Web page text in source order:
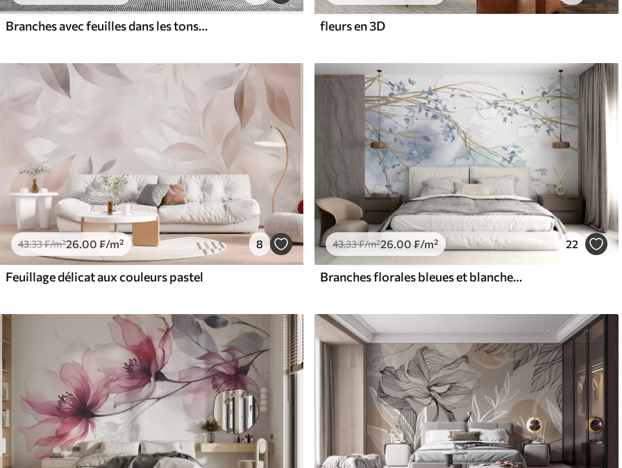
Branches avec feuilles dans les tons bleus et bruns, fond clair, doux et délicat, style aquarelle fleurs en 3D
43.33₣/m²26.00 ₣/m² 8
Feuillage délicat aux couleurs pastel
43.33₣/m²26.00 ₣/m² 22
Branches florales bleues et blanches délicates avec fond aquarelle doux et flou